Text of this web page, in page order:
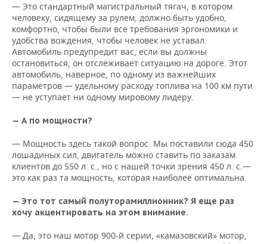
— Это стандартный магистральный тягач, в котором
человеку, сидящему за рулем, должно быть удобно,
комфортно, чтобы были все требования эргономики и
удобства вождения, чтобы человек не уставал.
Автомобиль предупредит вас, если вы должны
остановиться, он отслеживает ситуацию на дороге. Этот
автомобиль, наверное, по одному из важнейших
параметров — удельному расходу топлива на 100 км пути
— не уступает ни одному мировому лидеру.
— А по мощности?
— Мощность здесь такой вопрос. Мы поставили сюда 450
лошадиных сил, двигатель можно ставить по заказам
клиентов до 550 л. с., но с нашей точки зрения 450 л. с.—
это как раз та мощность, которая наиболее оптимальна.
— Это тот самый полуторамиллионник? Я еще раз
хочу акцентировать на этом внимание.
— Да, это наш мотор 900-й серии, «камазовский» мотор,